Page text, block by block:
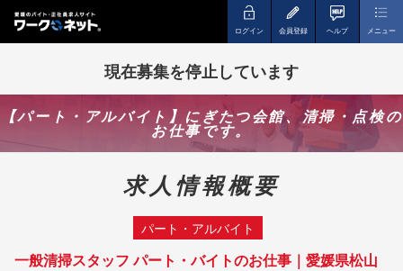
ログイン 会員登録 ヘルプ メニュー
現在募集を停止しています
【パート・アルバイト】にぎたつ会館、清掃・点検の
お仕事です。
求人情報概要
パート・アルバイト
一般清掃スタッフ パート・バイトのお仕事｜愛媛県松山